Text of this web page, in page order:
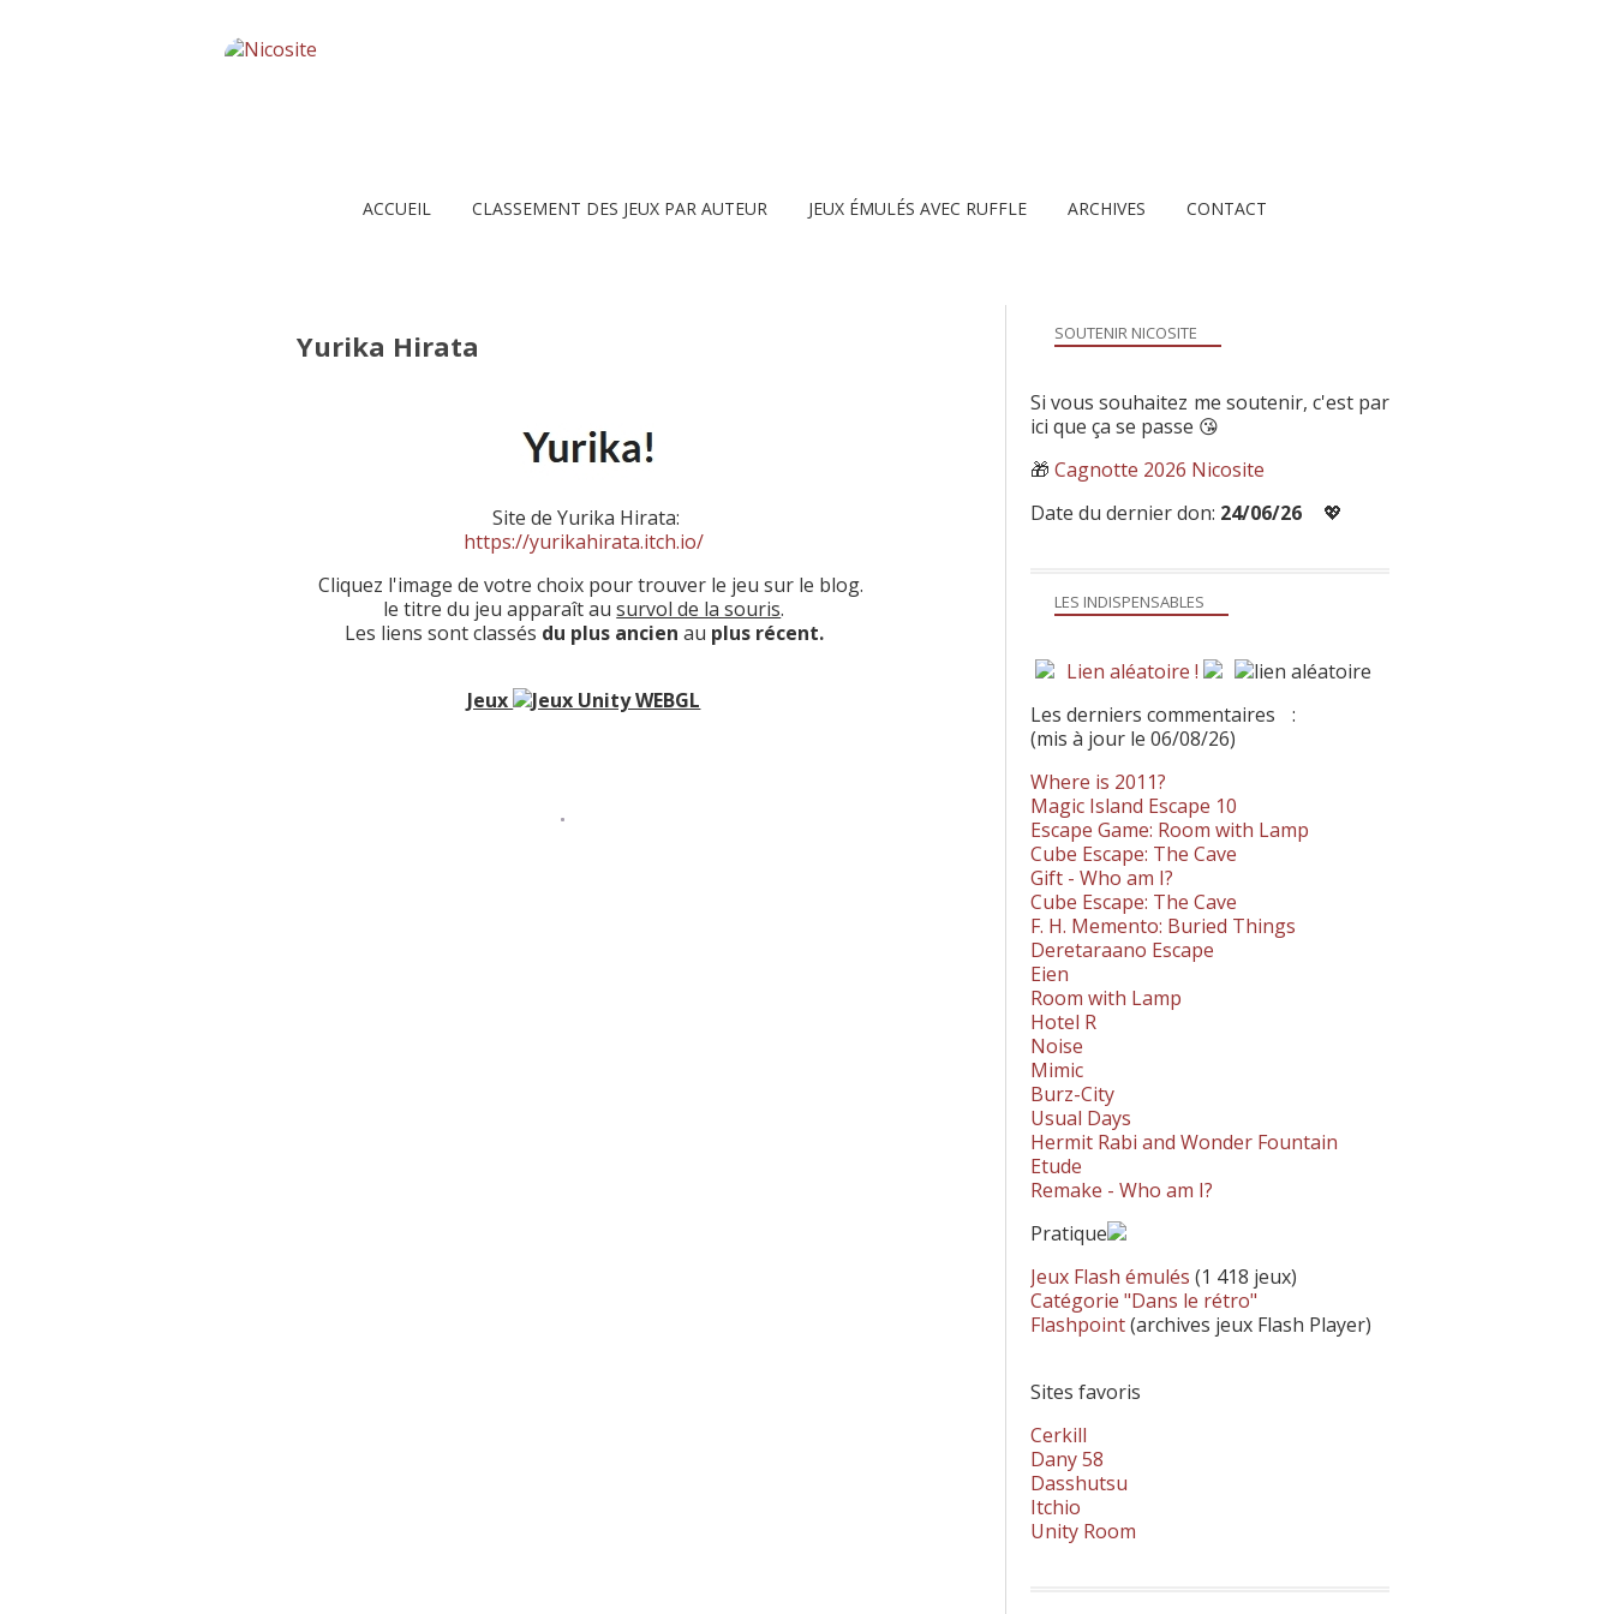
ACCUEIL CLASSEMENT DES JEUX PAR AUTEUR JEUX ÉMULÉS AVEC RUFFLE ARCHIVES CONTACT
Yurika Hirata
Site de Yurika Hirata:
https://yurikahirata.itch.io/
Cliquez l'image de votre choix pour trouver le jeu sur le blog.
le titre du jeu apparaît ausurvol de la souris.
Les liens sont classés du plus ancien au plus récent.
Jeux
LES INDISPENSABLES
Lien aléatoire !
Les derniers commentaires
:
(mis à jour le 06/08/26)
Where is 2011?
Magic Island Escape 10
Escape Game: Room with Lamp
Cube Escape: The Cave
Gift - Who am I?
Cube Escape: The Cave
F. H. Memento: Buried Things
Deretaraano Escape
Eien
Room with Lamp
Hotel R
Noise
Mimic
Burz-City
Usual Days
Hermit Rabi and Wonder Fountain
Etude
Remake - Who am I?
Pratique
Jeux Flash émulés (1 418 jeux)
Catégorie "Dans le rétro"
Flashpoint(archives jeux Flash Player)
Sites favoris
Cerkill
Dany 58
Dasshutsu
Itchio
Unity Room
SOUTENIR NICOSITE
Si vous souhaitez me soutenir, c'est par
ici que ça se passe 😘
🎁 Cagnotte 2026 Nicosite
Date du dernier don: 24/06/26 💖